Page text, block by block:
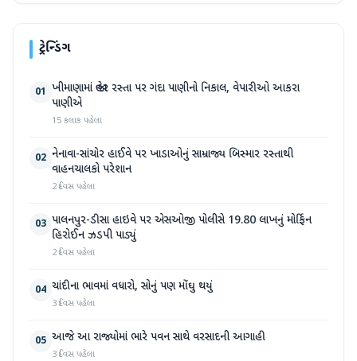
ટ્રેન્ડિંગ
01 ખીમાણામાં જાહેર રસ્તા પર ગંદા પાણીનો નિકાલ, વેપારીઓ આકરા
પાણીએ
15 કલાક પહેલા
02 નેનાવા-સાંચોર હાઈવે પર ખાડાઓનું સામ્રાજ્ય બિસ્માર રસ્તાથી
વાહનચાલકો પરેશાન
2 દિવસ પહેલા
03 પાલનપુર-ડીસા હાઇવે પર એસઓજી પોલીસે 19.80 લાખનું મોર્ફિન
હિરોઈન ઝડપી પાડ્યું
2 દિવસ પહેલા
04 ચાંદીના ભાવમાં વધારો, સોનું પણ મોંઘુ થયું
3 દિવસ પહેલા
05 આજે આ રાજ્યોમાં ભારે પવન સાથે વરસાદની આગાહી
3 દિવસ પહેલા